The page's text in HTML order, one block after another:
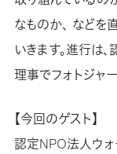
なものか、 などを
いきます。進行は
理事でフォトジャ
【今回のゲスト】
認定NPO法人ウ